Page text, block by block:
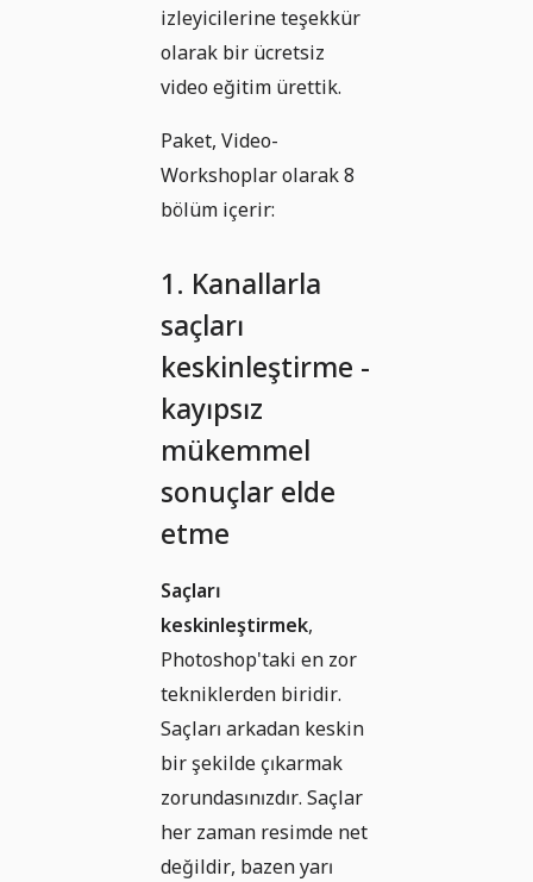
izleyicilerine teşekkür
olarak bir ücretsiz
video eğitim ürettik.
Paket, Video-
Workshoplar olarak 8
bölüm içerir:
1. Kanallarla
saçları
keskinleştirme -
kayıpsız
mükemmel
sonuçlar elde
etme
Saçları
keskinleştirmek,
Photoshop'taki en zor
tekniklerden biridir.
Saçları arkadan keskin
bir şekilde çıkarmak
zorundasınızdır. Saçlar
her zaman resimde net
değildir, bazen yarı